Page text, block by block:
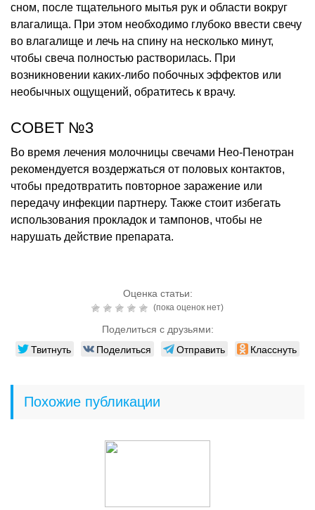
сном, после тщательного мытья рук и области вокруг
влагалища. При этом необходимо глубоко ввести свечу
во влагалище и лечь на спину на несколько минут,
чтобы свеча полностью растворилась. При
возникновении каких-либо побочных эффектов или
необычных ощущений, обратитесь к врачу.
СОВЕТ №3
Во время лечения молочницы свечами Нео-Пенотран
рекомендуется воздержаться от половых контактов,
чтобы предотвратить повторное заражение или
передачу инфекции партнеру. Также стоит избегать
использования прокладок и тампонов, чтобы не
нарушать действие препарата.
Оценка статьи:
(пока оценок нет)
Поделиться с друзьями:
Твитнуть Поделиться Отправить Класснуть
Похожие публикации